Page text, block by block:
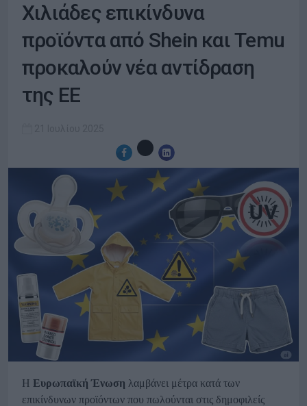
Χιλιάδες επικίνδυνα
προϊόντα από Shein και Temu
προκαλούν νέα αντίδραση
της ΕΕ
Η Ευρωπαϊκή Ένωση λαμβάνει μέτρα κατά των
επικίνδυνων προϊόντων που πωλούνται στις δημοφιλείς